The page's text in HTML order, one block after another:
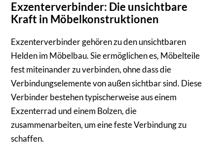
Exzenterverbinder: Die unsichtbare
Kraft in Möbelkonstruktionen
Exzenterverbinder gehören zu den unsichtbaren
Helden im Möbelbau. Sie ermöglichen es, Möbelteile
fest miteinander zu verbinden, ohne dass die
Verbindungselemente von außen sichtbar sind. Diese
Verbinder bestehen typischerweise aus einem
Exzenterrad und einem Bolzen, die
zusammenarbeiten, um eine feste Verbindung zu
schaffen.